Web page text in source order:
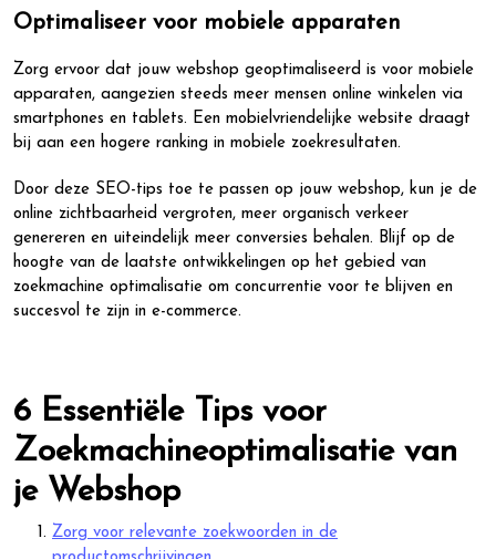
Optimaliseer voor mobiele apparaten
Zorg ervoor dat jouw webshop geoptimaliseerd is voor mobiele
apparaten, aangezien steeds meer mensen online winkelen via
smartphones en tablets. Een mobielvriendelijke website draagt
bij aan een hogere ranking in mobiele zoekresultaten.
Door deze SEO-tips toe te passen op jouw webshop, kun je de
online zichtbaarheid vergroten, meer organisch verkeer
genereren en uiteindelijk meer conversies behalen. Blijf op de
hoogte van de laatste ontwikkelingen op het gebied van
zoekmachine optimalisatie om concurrentie voor te blijven en
succesvol te zijn in e-commerce.
6 Essentiële Tips voor
Zoekmachineoptimalisatie van
je Webshop
Zorg voor relevante zoekwoorden in de